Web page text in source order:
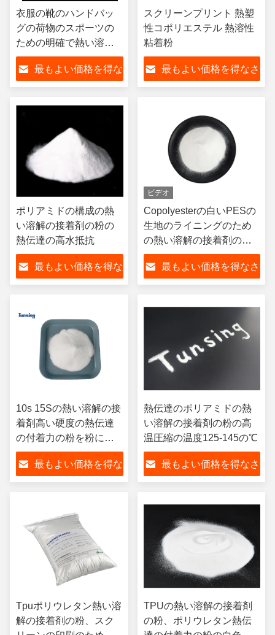
衣服の靴のハンドバッ
グの荷物のスポーツの
ための明確で熱い溶解
の接着剤の粉の高密度
最もよい価格を得な
スクリーンプリント 熱塑
性コポリエステル 熱溶性
粘着粉
最もよい価格を得なさ
ポリアミドの構成の熱
い溶解の接着剤の粉の
熱伝達の高水抵抗
最もよい価格を得な
ビデオ
Copolyesterの白いPESの
生地のライニングのため
の熱い溶解の接着剤の粉
の接着剤
最もよい価格を得なさ
10s 15Sの熱い溶解の接
着剤高い硬度の熱伝達
の付着力の粉を粉にす
るため
最もよい価格を得な
熱伝達のポリアミドの熱
い溶解の接着剤の粉の高
温圧縮の温度125-145の℃
最もよい価格を得なさ
Tpuポリウレタン熱い溶
解の接着剤の粉、スク
TPUの熱い溶解の接着剤
の粉、ポリウレタン熱伝